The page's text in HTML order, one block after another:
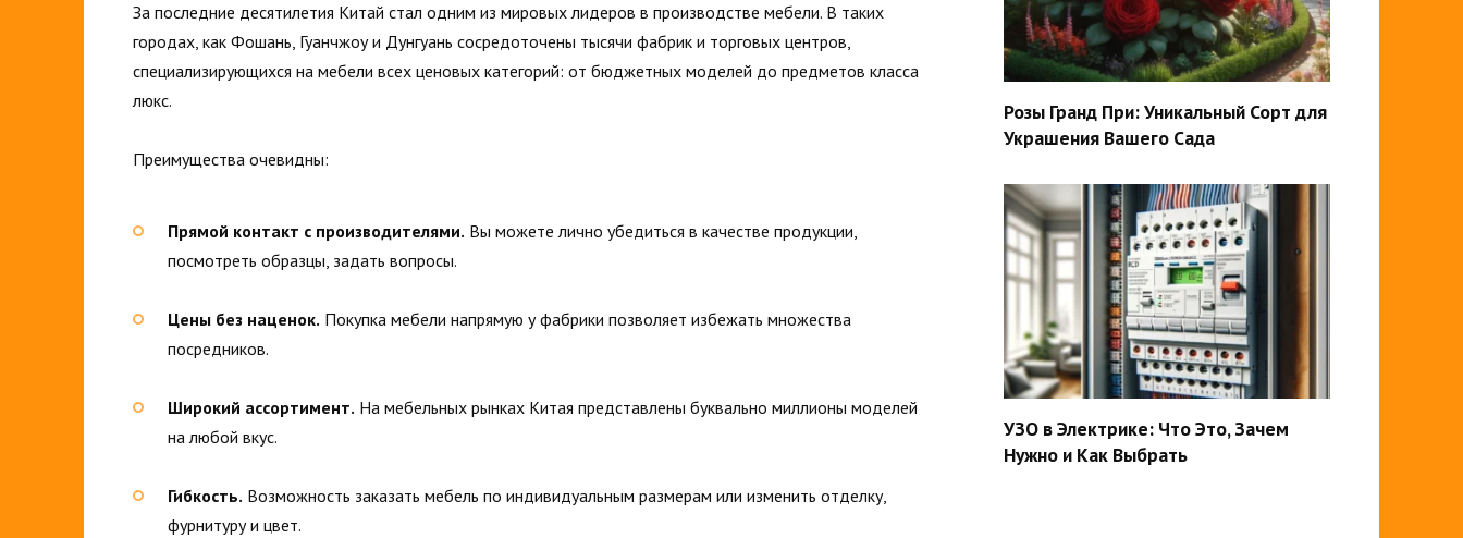
За последние десятилетия Китай стал одним из мировых лидеров в производстве мебели. В таких
городах, как Фошань, Гуанчжоу и Дунгуань сосредоточены тысячи фабрик и торговых центров,
специализирующихся на мебели всех ценовых категорий: от бюджетных моделей до предметов класса
люкс.
Преимущества очевидны:
Прямой контакт с производителями. Вы можете лично убедиться в качестве продукции,
посмотреть образцы, задать вопросы.
Цены без наценок. Покупка мебели напрямую у фабрики позволяет избежать множества
посредников.
Широкий ассортимент. На мебельных рынках Китая представлены буквально миллионы моделей
на любой вкус.
Гибкость. Возможность заказать мебель по индивидуальным размерам или изменить отделку,
фурнитуру и цвет.
Розы Гранд При: Уникальный Сорт для
Украшения Вашего Сада
УЗО в Электрике: Что Это, Зачем
Нужно и Как Выбрать